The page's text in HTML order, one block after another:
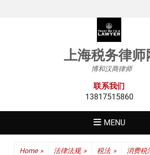
上海税务律师
博和汉商律师
联系我们
13817515860
MENU
Home » 法律法规 » 税法 » 消费税